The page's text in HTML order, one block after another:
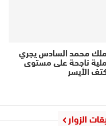
محمد السادس يجري
ناجحة على مستوى
الأيسر
الزوار